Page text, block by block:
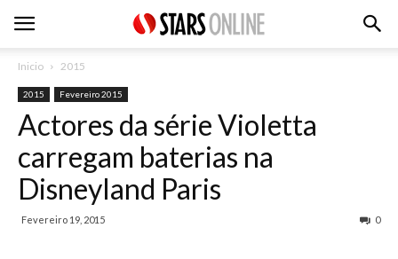
Inicio 2015
2015 Fevereiro 2015
Actores da série Violetta
carregam baterias na
Disneyland Paris
Fevereiro 19, 2015 0